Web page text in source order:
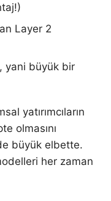
Layer 2
yani büyük bir
yatırımcıların
olmasını
büyük elbette.
her zaman